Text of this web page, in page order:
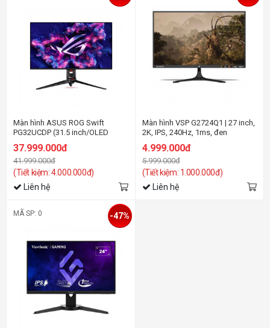
Màn hình ASUS ROG Swift
PG32UCDP (31.5 inch/OLED
4K/240Hz/0.03ms/USB-C)
37.999.000đ
41.999.000đ
(Tiết kiệm: 4.000.000đ)
Liên hệ
Màn hình VSP G2724Q1 | 27 inch,
2K, IPS, 240Hz, 1ms, đen
4.999.000đ
5.999.000đ
(Tiết kiệm: 1.000.000đ)
Liên hệ
MÃ SP: 0 -47%